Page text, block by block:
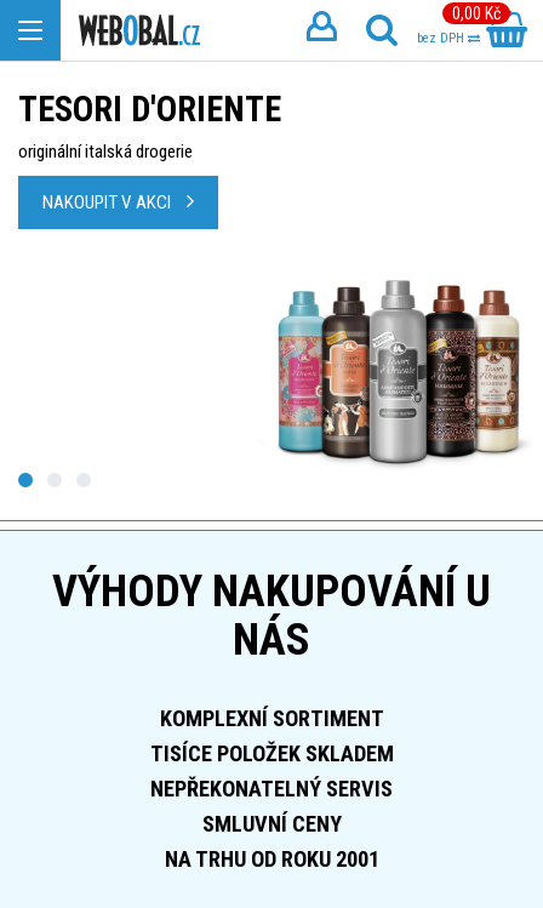
0,00 Kč
bez DPH
TESORI D'ORIENTE
originální italská drogerie
NAKOUPIT V AKCI
VÝHODY NAKUPOVÁNÍ U
NÁS
KOMPLEXNÍ SORTIMENT
TISÍCE POLOŽEK SKLADEM
NEPŘEKONATELNÝ SERVIS
SMLUVNÍ CENY
NA TRHU OD ROKU 2001